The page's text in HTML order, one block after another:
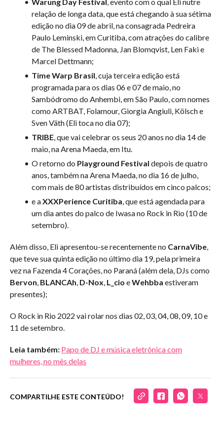
relação de longa data, que está chegando à sua sétima
edição no dia 09 de abril, na consagrada Pedreira
Paulo Leminski, em Curitiba, com atrações do calibre
de The Blessed Madonna, Jan Blomqvist, Len Faki e
Marcel Dettmann;
Time Warp Brasil, cuja terceira edição está
programada para os dias 06 e 07 de maio, no
Sambódromo do Anhembi, em São Paulo, com nomes
como ARTBAT, Folamour, Giorgia Angiuli, Kölsch e
Sven Väth (Eli toca no dia 07);
TRIBE, que vai celebrar os seus 20 anos no dia 14 de
maio, na Arena Maeda, em Itu.
O retorno do Playground Festival depois de quatro
anos, também na Arena Maeda, no dia 16 de julho,
com mais de 80 artistas distribuídos em cinco palcos;
e aXXXPerience Curitiba, que está agendada para
um dia antes do palco de Iwasa no Rock in Rio (10 de
setembro).
Além disso, Eli apresentou-se recentemente no CarnaVibe,
que teve sua quinta edição no último dia 19, pela primeira
vez na Fazenda 4 Corações, no Paraná (além dela, DJs como
Bervon, BLANCAh, D-Nox, L_cio eWehbba estiveram
presentes);
O Rock in Rio 2022 vai rolar nos dias 02, 03, 04, 08, 09, 10 e
11 de setembro.
Leia também: Papo de DJ e música eletrônica com
mulheres, no mês delas
COMPARTILHE ESTE CONTEÚDO!